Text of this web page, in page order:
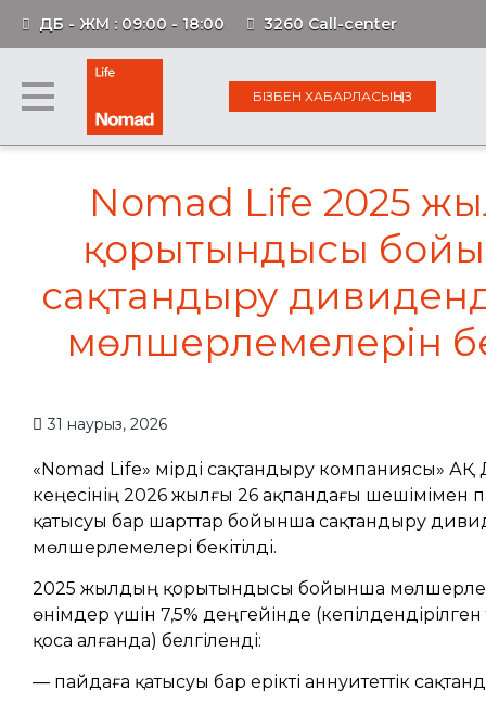
ДБ - ЖМ : 09:00 - 18:00 3260 Call-center
БІЗБЕН ХАБАРЛАСЫҢЫЗ
Nomad Life 2025
қорытындысы
сақтандыру
мөлшерлемелерін
31 наурыз, 2026
«Nomad Life» Өмірді сақтандыру компаниясы»
кеңесінің 2026 жылғы 26 ақпандағы шешімімен
қатысуы бар шарттар бойынша сақтандыру
мөлшерлемелері бекітілді.
2025 жылдың қорытындысы бойынша
өнімдер үшін 7,5% деңгейінде
қоса алғанда) белгіленді:
— пайдаға қатысуы бар ерікті аннуитеттік